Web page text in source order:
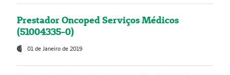
Prestador Oncoped Serviços Médicos
(51004335-0)
01 de Janeiro de 2019